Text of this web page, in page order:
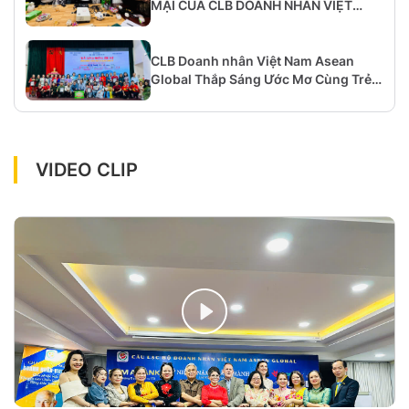
MẠI CỦA CLB DOANH NHÂN VIỆT
KHU VỰC
CLB Doanh nhân Việt Nam Asean
Global Thắp Sáng Ước Mơ Cùng Trẻ
VIDEO CLIP